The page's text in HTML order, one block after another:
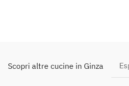
Scopri altre cucine in Ginza